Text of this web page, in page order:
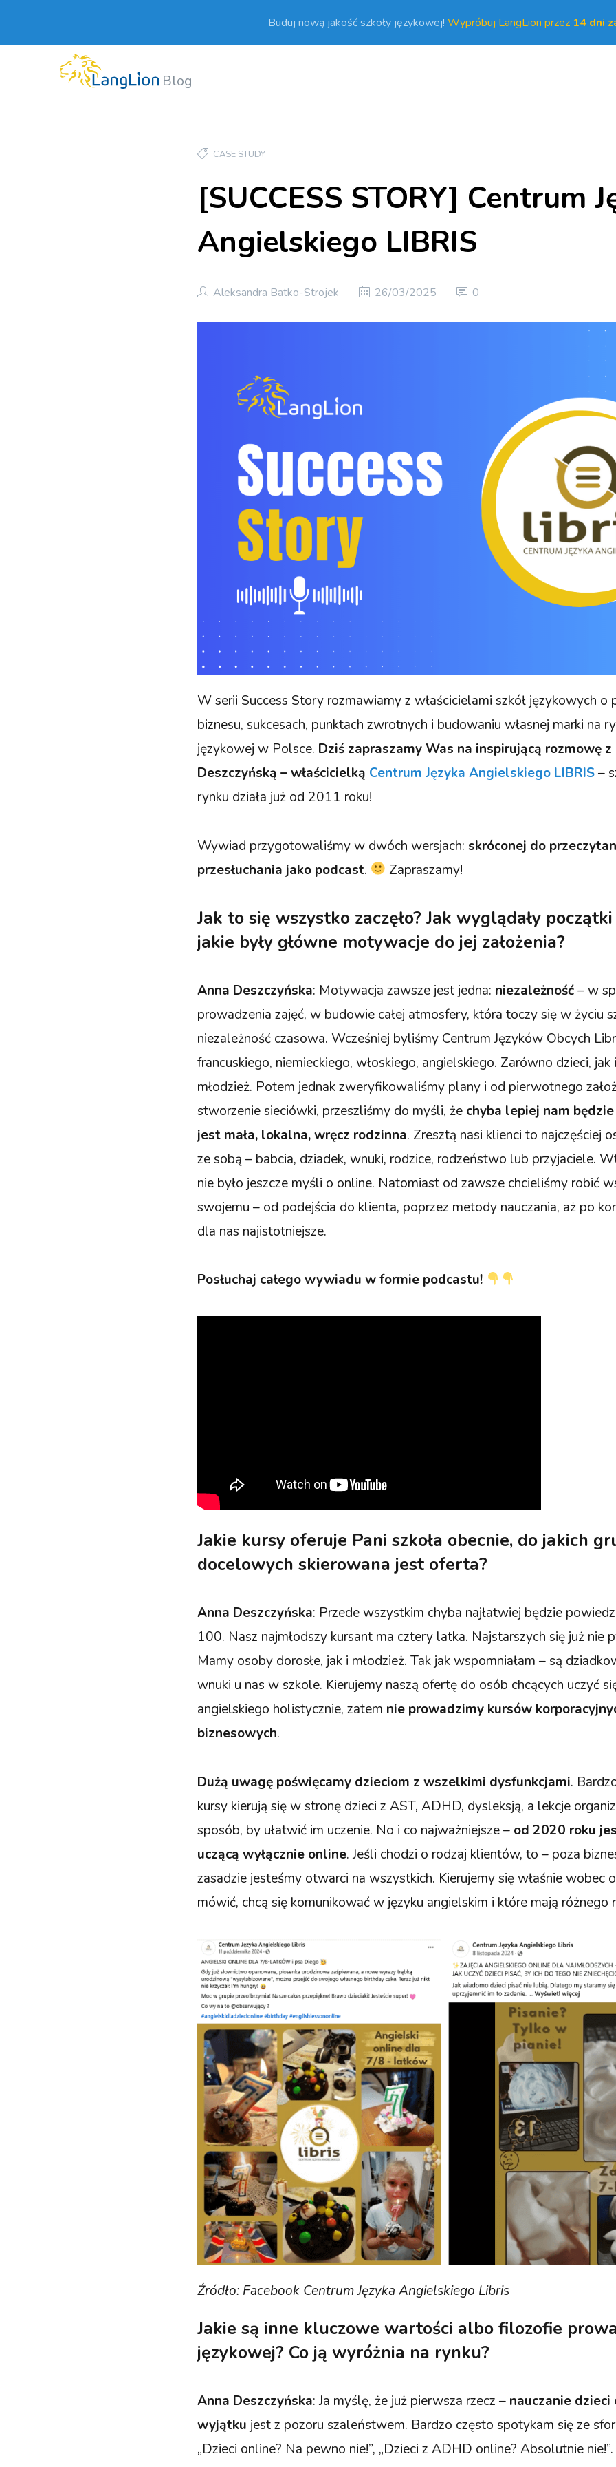
Buduj nową jakość szkoły językowej! Wypróbuj LangLion przez 14 dni
Blog
CASE STUDY
[SUCCESS STORY] Centrum
Angielskiego LIBRIS
Aleksandra Batko-Strojek 26/03/2025 0
W serii Success Story rozmawiamy z właścicielami szkół językowych o
biznesu, sukcesach, punktach zwrotnych i budowaniu własnej marki na
językowej w Polsce. Dziś zapraszamy Was na inspirującą rozmowę
Deszczyńską – właścicielką Centrum Języka Angielskiego LIBRIS–
rynku działa już od 2011 roku!
Wywiad przygotowaliśmy w dwóch wersjach: skróconej do
przesłuchania jako podcast. Zapraszamy!
Jak to się wszystko zaczęło? Jak wyglądały początki
jakie były główne motywacje do jej założenia?
Anna Deszczyńska: Motywacja zawsze jest jedna: niezależność– w
prowadzenia zajęć, w budowie całej atmosfery, która toczy się w życiu
niezależność czasowa. Wcześniej byliśmy Centrum Języków Obcych
francuskiego, niemieckiego, włoskiego, angielskiego. Zarówno dzieci, jak
młodzież. Potem jednak zweryfikowaliśmy plany i od pierwotnego
stworzenie sieciówki, przeszliśmy do myśli, że chyba lepiej nam
jest mała, lokalna, wręcz rodzinna. Zresztą nasi klienci to najczęściej
ze sobą – babcia, dziadek, wnuki, rodzice, rodzeństwo lub przyjaciele.
nie było jeszcze myśli o online. Natomiast od zawsze chcieliśmy robić
swojemu – od podejścia do klienta, poprzez metody nauczania, aż po
dla nas najistotniejsze.
Posłuchaj całego wywiadu w formie podcastu!
Jakie kursy oferuje Pani szkoła obecnie, do jakich
docelowych skierowana jest oferta?
Anna Deszczyńska: Przede wszystkim chyba najłatwiej będzie
100. Nasz najmłodszy kursant ma cztery latka. Najstarszych się już nie
Mamy osoby dorosłe, jak i młodzież. Tak jak wspomniałam – są
wnuki u nas w szkole. Kierujemy naszą ofertę do osób chcących uczyć
angielskiego holistycznie, zatem nie prowadzimy kursów
biznesowych.
Dużą uwagę poświęcamy dzieciom z wszelkimi dysfunkcjami.
kursy kierują się w stronę dzieci z AST, ADHD, dysleksją, a lekcje
sposób, by ułatwić im uczenie. No i co najważniejsze – od 2020 roku
uczącą wyłącznie online. Jeśli chodzi o rodzaj klientów, to – poza
zasadzie jesteśmy otwarci na wszystkich. Kierujemy się właśnie wobec
mówić, chcą się komunikować w języku angielskim i które mają różnego
Źródło: Facebook Centrum Języka Angielskiego Libris
Jakie są inne kluczowe wartości albo filozofie
językowej? Co ją wyróżnia na rynku?
Anna Deszczyńska: Ja myślę, że już pierwsza rzecz – nauczanie
wyjątku jest z pozoru szaleństwem. Bardzo często spotykam się ze
„Dzieci online? Na pewno nie!”, „Dzieci z ADHD online? Absolutnie nie!”.